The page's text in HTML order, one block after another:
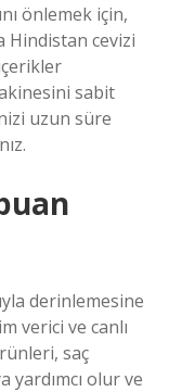
önlemek için,
Hindistan cevizi
sabit
uzun süre
derinlemesine
verici ve canlı
saç
olur ve